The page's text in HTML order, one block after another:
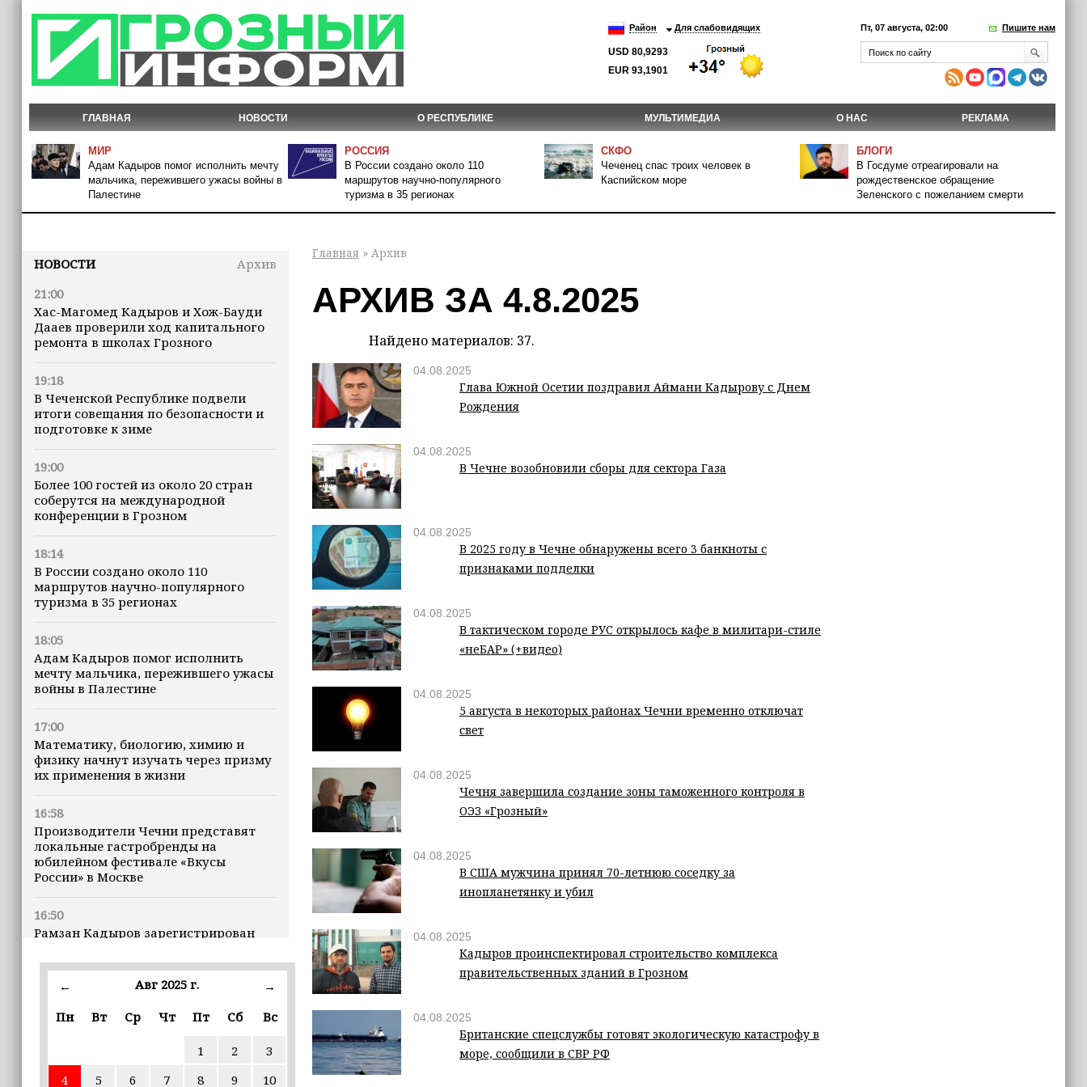
Район Для слабовидящих
USD 80,9293
EUR 93,1901
Пт, 07 августа, 02:00 Пишите нам
ГЛАВНАЯ НОВОСТИ О РЕСПУБЛИКЕ МУЛЬТИМЕДИА О НАС РЕКЛАМА
МИР
Адам Кадыров помог исполнить мечту
мальчика, пережившего ужасы войны в
Палестине
РОССИЯ
В России создано около 110
маршрутов научно-популярного
туризма в 35 регионах
СКФО
Чеченец спас троих человек в
Каспийском море
БЛОГИ
В Госдуме отреагировали на
рождественское обращение
Зеленского с пожеланием смерти
НОВОСТИ
Архив
21:00
Хас-Магомед Кадыров и Хож-Бауди
Дааев проверили ход капитального
ремонта в школах Грозного
19:18
В Чеченской Республике подвели
итоги совещания по безопасности и
подготовке к зиме
19:00
Более 100 гостей из около 20 стран
соберутся на международной
конференции в Грозном
18:14
В России создано около 110
маршрутов научно-популярного
туризма в 35 регионах
18:05
Адам Кадыров помог исполнить
мечту мальчика, пережившего ужасы
войны в Палестине
17:00
Математику, биологию, химию и
физику начнут изучать через призму
их применения в жизни
16:58
Производители Чечни представят
локальные гастробренды на
юбилейном фестивале «Вкусы
России» в Москве
16:50
Рамзан Кадыров зарегистрирован
16:47
землетрясения, рассказала
← Авг 2025 г.
→
Пн
Вт Ср Чт Пт Сб Вс
1 2
3
4
5 6 7 8 9 10
Главная » Архив
АРХИВ ЗА 4.8.2025
Найдено материалов: 37.
04.08.2025
Глава Южной Осетии поздравил Аймани Кадырову с Днем
Рождения
04.08.2025
В Чечне возобновили сборы для сектора Газа
04.08.2025
В 2025 году в Чечне обнаружены всего 3 банкноты с
признаками подделки
04.08.2025
В тактическом городе РУС открылось кафе в милитари-стиле
«неБАР» (+видео)
04.08.2025
5 августа в некоторых районах Чечни временно отключат
свет
04.08.2025
Чечня завершила создание зоны таможенного контроля в
ОЭЗ «Грозный»
04.08.2025
В США мужчина принял 70-летнюю соседку за
инопланетянку и убил
04.08.2025
Кадыров проинспектировал строительство комплекса
правительственных зданий в Грозном
04.08.2025
Британские спецслужбы готовят экологическую катастрофу в
море, сообщили в СВР РФ